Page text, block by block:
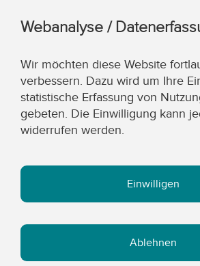
Webanalyse /
Wir möchten diese Website
verbessern. Dazu wird um Ihre
statistische Erfassung von
gebeten. Die Einwilligung kann
widerrufen werden.
Einwilligen
Ablehnen